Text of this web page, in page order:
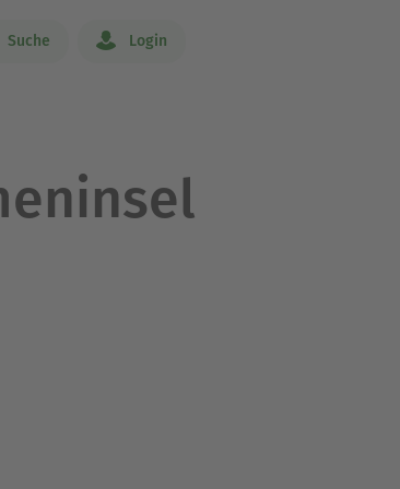
Suche Login